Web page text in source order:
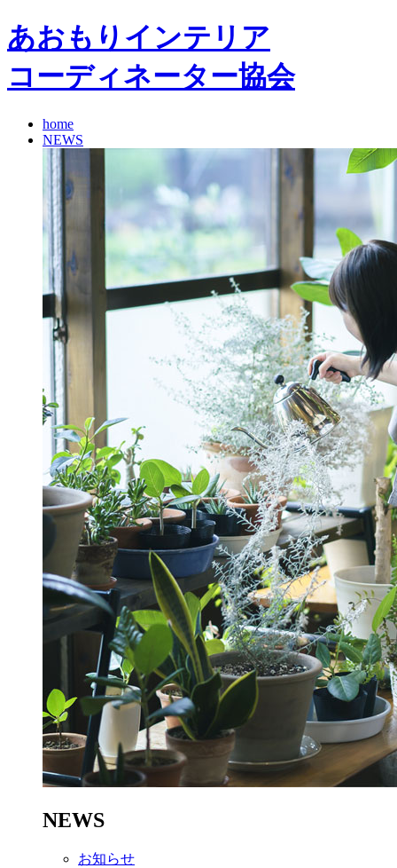
あおもりインテリア
コーディネーター協会
home
NEWS
NEWS
お知らせ